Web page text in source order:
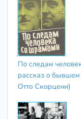
По следам
рассказ о
Отто Скорцени)